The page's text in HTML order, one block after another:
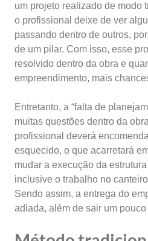
um projeto realizado de modo
o profissional deixe de ver
passando dentro de outros,
de um pilar. Com isso, esse
resolvido dentro da obra e
empreendimento, mais
Entretanto, a “falta de
muitas questões dentro da
profissional deverá
esquecido, o que acarretará
mudar a execução da
inclusive o trabalho no
Sendo assim, a entrega do
adiada, além de sair um